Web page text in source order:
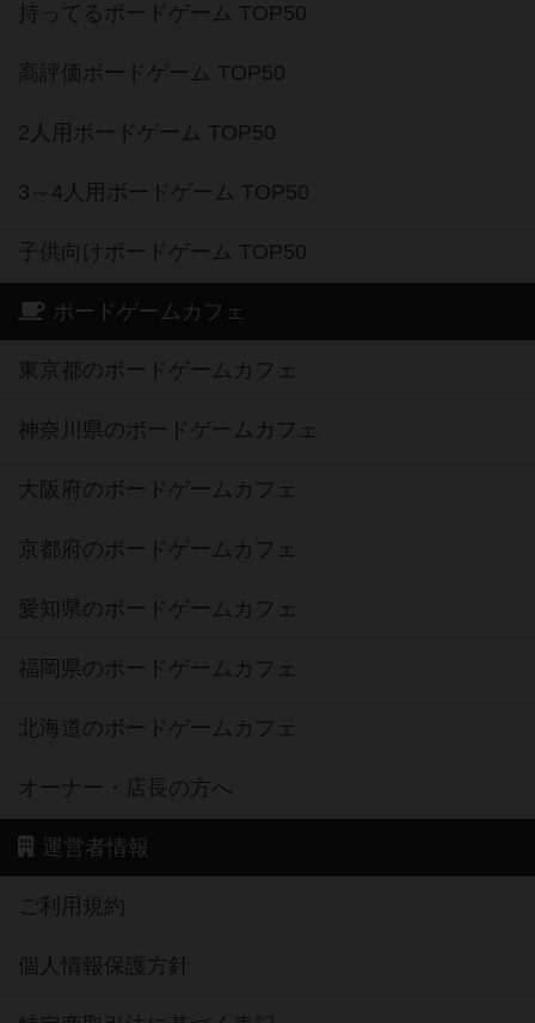
持ってるボードゲーム TOP50
高評価ボードゲーム TOP50
2人用ボードゲーム TOP50
3～4人用ボードゲーム TOP50
子供向けボードゲーム TOP50
ボードゲームカフェ
東京都のボードゲームカフェ
神奈川県のボードゲームカフェ
大阪府のボードゲームカフェ
京都府のボードゲームカフェ
愛知県のボードゲームカフェ
福岡県のボードゲームカフェ
北海道のボードゲームカフェ
オーナー・店長の方へ
運営者情報
ご利用規約
個人情報保護方針